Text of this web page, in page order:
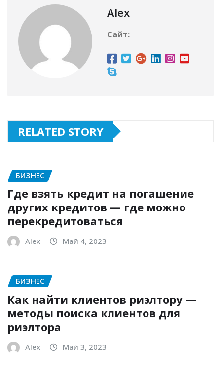
Alex
Сайт:
RELATED STORY
БИЗНЕС
Где взять кредит на погашение
других кредитов — где можно
перекредитоваться
Alex Май 4, 2023
БИЗНЕС
Как найти клиентов риэлтору —
методы поиска клиентов для
риэлтора
Alex Май 3, 2023